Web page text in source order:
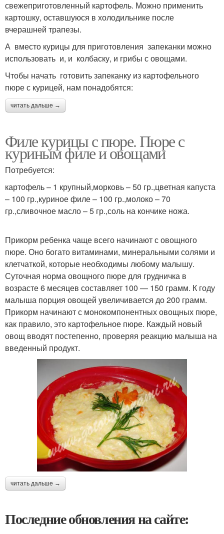
свежеприготовленный картофель. Можно применить
картошку, оставшуюся в холодильнике после
вчерашней трапезы.
А вместо курицы для приготовления запеканки можно
использовать и, и колбаску, и грибы с овощами.
Чтобы начать готовить запеканку из картофельного
пюре с курицей, нам понадобятся:
читать дальше →
Филе курицы с пюре. Пюре с
куриным филе и овощами
Потребуется:
картофель – 1 крупный,морковь – 50 гр.,цветная капуста
– 100 гр.,куриное филе – 100 гр.,молоко – 70
гр.,сливочное масло – 5 гр.,соль на кончике ножа.
Прикорм ребенка чаще всего начинают с овощного
пюре. Оно богато витаминами, минеральными солями и
клетчаткой, которые необходимы любому малышу.
Суточная норма овощного пюре для грудничка в
возрасте 6 месяцев составляет 100 — 150 грамм. К году
малыша порция овощей увеличивается до 200 грамм.
Прикорм начинают с монокомпонентных овощных пюре,
как правило, это картофельное пюре. Каждый новый
овощ вводят постепенно, проверяя реакцию малыша на
введенный продукт.
читать дальше →
Последние обновления на сайте: